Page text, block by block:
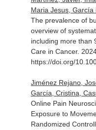
Maria Jesus, García
The prevalence of
overview of
including more than
Care in Cancer.
https://doi.org/
Jiménez Rejano,
García, Cristina,
Online Pain
Exposure to
Randomized